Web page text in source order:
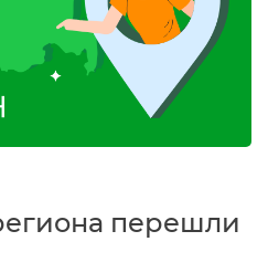
перешли